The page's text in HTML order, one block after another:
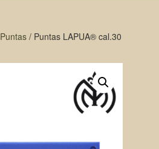
Puntas/ Puntas LAPUA® cal.30